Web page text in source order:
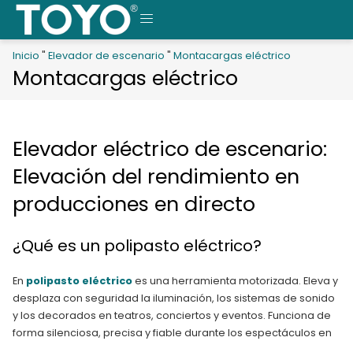
Saltar
contenido
MENÚ
Montacargas eléctrico
Inicio " Elevador de escenario " Montacargas eléctrico
Elevador eléctrico de escenario:
Elevación del rendimiento en
producciones en directo
¿Qué es un polipasto eléctrico?
En polipasto eléctricoes una herramienta motorizada. Eleva y
desplaza con seguridad la iluminación, los sistemas de sonido
y los decorados en teatros, conciertos y eventos. Funciona de
forma silenciosa, precisa y fiable durante los espectáculos en